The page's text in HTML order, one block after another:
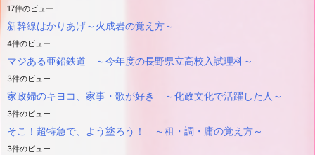
17件のビュー
新幹線はかりあげ～火成岩の覚え方～
4件のビュー
マジある亜鉛鉄道 ～今年度の長野県立高校入試理科～
3件のビュー
家政婦のキヨコ、家事・歌が好き ～化政文化で活躍した人～
3件のビュー
そこ！超特急で、よう塗ろう！ ～租・調・庸の覚え方～
3件のビュー